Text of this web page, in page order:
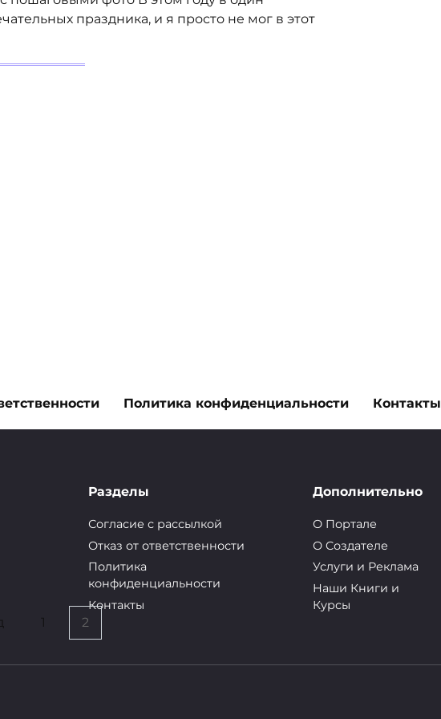
праздника, и я просто не мог в этот
этого невероятно ценного и редкого
1 2
Политика конфиденциальности Контакты
Разделы
Согласие с рассылкой
Отказ от ответственности
Политика
конфиденциальности
Контакты
Дополнительно
О Портале
О Cоздателе
Услуги и Реклама
Наши Книги и
Курсы